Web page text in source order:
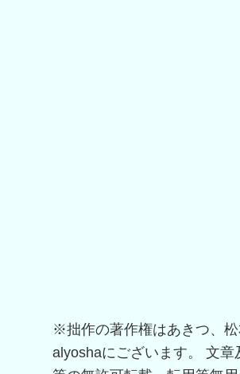
※拙作の著作権はあきつ、松
alyoshaにございます。 文章